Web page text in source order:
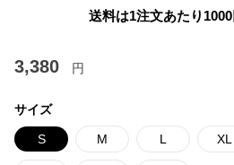
送料は1注文あたり 1000
3,380 円
サイズ
S M L XL